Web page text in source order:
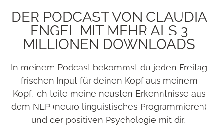
DER PODCAST VON CLAUDIA
ENGEL MIT MEHR ALS 3
MILLIONEN DOWNLOADS
In meinem Podcast bekommst du jeden Freitag
frischen Input für deinen Kopf aus meinem
Kopf. Ich teile meine neusten Erkenntnisse aus
dem NLP (neuro linguistisches Programmieren)
und der positiven Psychologie mit dir.